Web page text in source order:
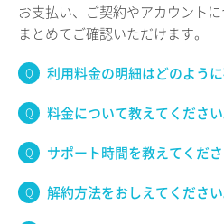
お支払い、ご契約やアカウント
まとめてご確認いただけます。
利用料金の明細はどのよう
料金について教えてください
サポート時間を教えてくださ
解約方法をおしえてください